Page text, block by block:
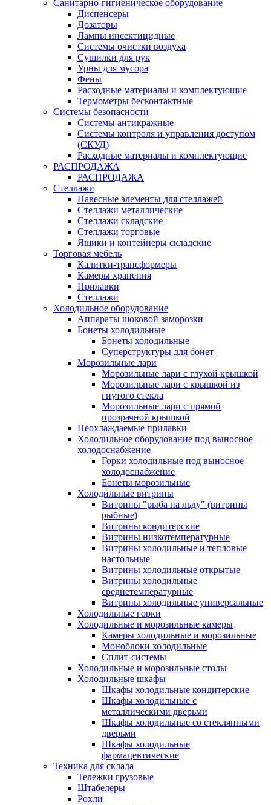
Санитарно-гигиеническое оборудование
Диспенсеры
Дозаторы
Лампы инсектицидные
Системы очистки воздуха
Сушилки для рук
Урны для мусора
Фены
Расходные материалы и комплектующие
Термометры бесконтактные
Системы безопасности
Системы антикражные
Системы контроля и управления доступом
(СКУД)
Расходные материалы и комплектующие
РАСПРОДАЖА
РАСПРОДАЖА
Стеллажи
Навесные элементы для стеллажей
Стеллажи металлические
Стеллажи складские
Стеллажи торговые
Ящики и контейнеры складские
Торговая мебель
Калитки-трансформеры
Камеры хранения
Прилавки
Стеллажи
Холодильное оборудование
Аппараты шоковой заморозки
Бонеты холодильные
Бонеты холодильные
Суперструктуры для бонет
Морозильные лари
Морозильные лари с глухой крышкой
Морозильные лари с крышкой из
гнутого стекла
Морозильные лари с прямой
прозрачной крышкой
Неохлаждаемые прилавки
Холодильное оборудование под выносное
холодоснабжение
Горки холодильные под выносное
холодоснабжение
Бонеты морозильные
Холодильные витрины
Витрины "рыба на льду" (витрины
рыбные)
Витрины кондитерские
Витрины низкотемпературные
Витрины холодильные и тепловые
настольные
Витрины холодильные открытые
Витрины холодильные
среднетемпературные
Витрины холодильные универсальные
Холодильные горки
Холодильные и морозильные камеры
Камеры холодильные и морозильные
Моноблоки холодильные
Сплит-системы
Холодильные и морозильные столы
Холодильные шкафы
Шкафы холодильные кондитерские
Шкафы холодильные с
металлическими дверьми
Шкафы холодильные со стеклянными
дверьми
Шкафы холодильные
фармацевтические
Техника для склада
Тележки грузовые
Штабелеры
Рохли